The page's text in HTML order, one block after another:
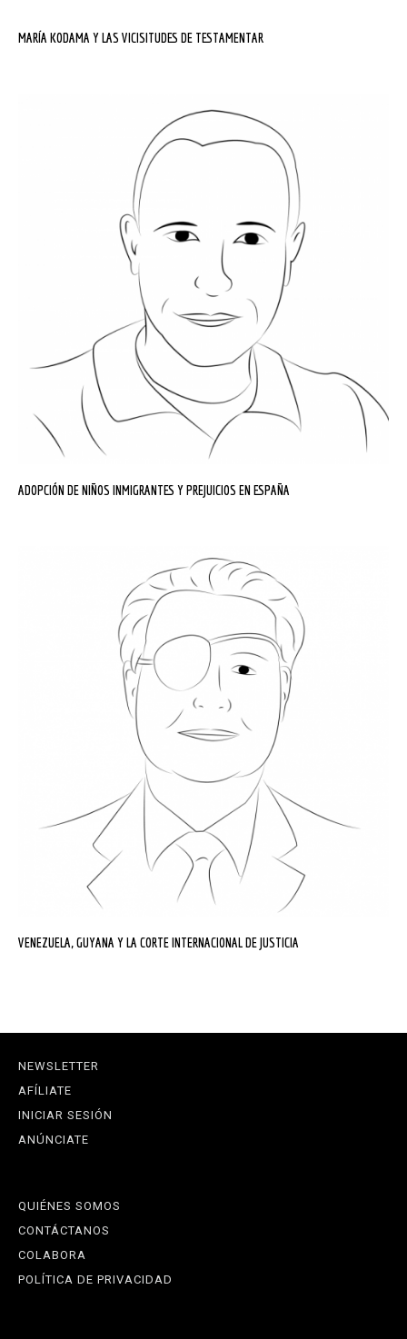
MARÍA KODAMA Y LAS VICISITUDES DE TESTAMENTAR
ADOPCIÓN DE NIÑOS INMIGRANTES Y PREJUICIOS EN ESPAÑA
VENEZUELA, GUYANA Y LA CORTE INTERNACIONAL DE JUSTICIA
NEWSLETTER
AFÍLIATE
INICIAR SESIÓN
ANÚNCIATE
QUIÉNES SOMOS
CONTÁCTANOS
COLABORA
POLÍTICA DE PRIVACIDAD